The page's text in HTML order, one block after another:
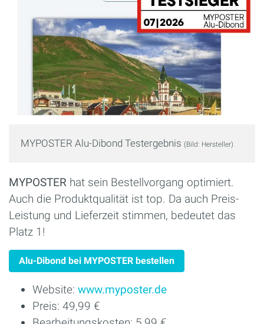
MYPOSTER Alu-Dibond Testergebnis (Bild: Hersteller)
MYPOSTER hat sein Bestellvorgang optimiert.
Auch die Produktqualität ist top. Da auch Preis-
Leistung und Lieferzeit stimmen, bedeutet das
Platz 1!
Alu-Dibond bei MYPOSTER bestellen
Website: www.myposter.de
Preis: 49,99 €